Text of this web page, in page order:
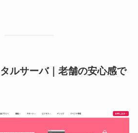
ルサーバ｜老舗の安心感で